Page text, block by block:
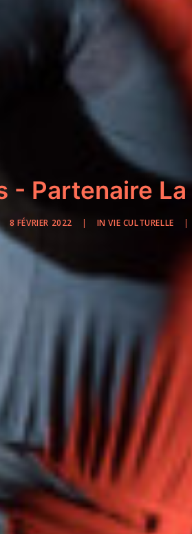
- Partenaire
8 FÉVRIER 2022 | INVIE CULTURELLE |